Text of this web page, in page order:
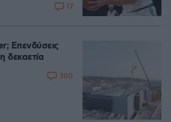
17
Επενδύσεις
δεκαετία
300